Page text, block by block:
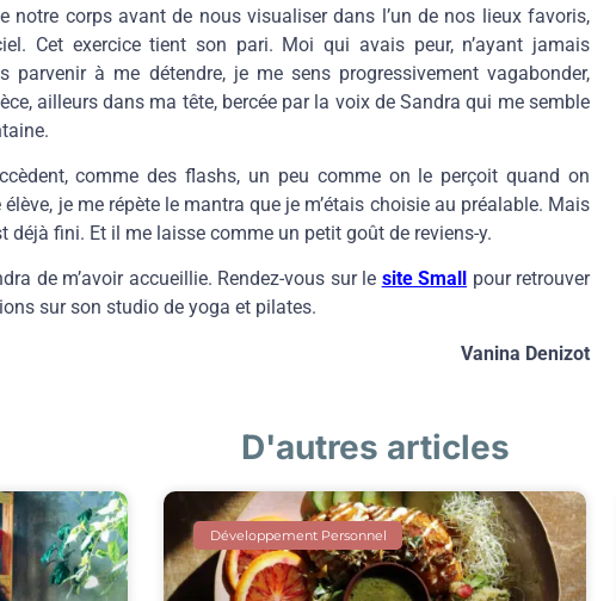
notre corps avant de nous visualiser dans l’un de nos lieux favoris,
Cet exercice tient son pari. Moi qui avais peur, n’ayant jamais
parvenir à me détendre, je me sens progressivement vagabonder,
ailleurs dans ma tête, bercée par la voix de Sandra qui me semble
comme des flashs, un peu comme on le perçoit quand on
je me répète le mantra que je m’étais choisie au préalable. Mais
déjà fini. Et il me laisse comme un petit goût de reviens-y.
de m’avoir accueillie. Rendez-vous sur le site Small
pour retrouver
sur son studio de yoga et pilates.
Vanina Denizot
D'autres articles
Développement Personnel